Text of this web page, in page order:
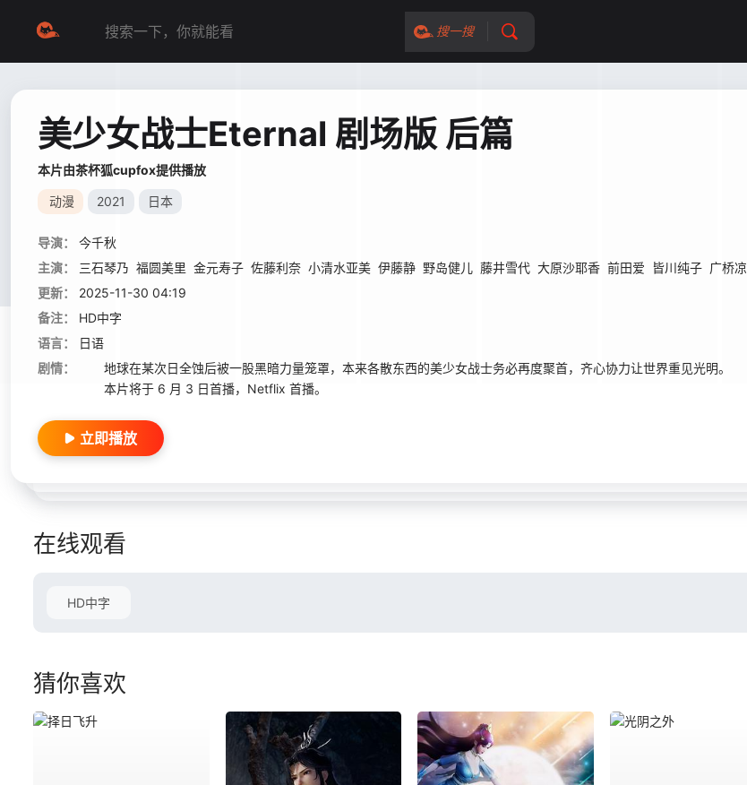
搜一搜
美少女战士Eternal 剧场版 后篇
本片由茶杯狐cupfox提供播放
动漫 2021 日本
导演：
今千秋
主演：
三石琴乃 福圆美里 金元寿子 佐藤利奈 小清水亚美 伊藤静 野岛健儿 藤井雪代 大原沙耶香 前田爱 皆川纯子 广桥凉
更新：
2025-11-30 04:19
备注：
HD中字
语言：
日语
剧情：
地球在某次日全蚀后被一股黑暗力量笼罩，本来各散东西的美少女战士务必再度聚首，齐心协力让世界重见光明。
本片将于 6 月 3 日首播，Netflix 首播。
立即播放
在线观看
HD中字
猜你喜欢